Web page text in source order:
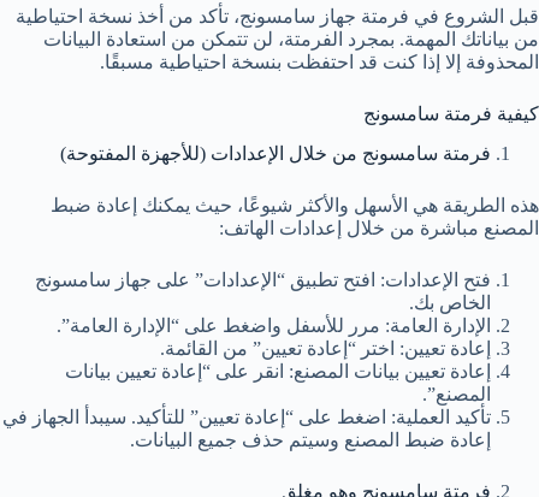
قبل الشروع في فرمتة جهاز سامسونج، تأكد من أخذ نسخة احتياطية
من بياناتك المهمة. بمجرد الفرمتة، لن تتمكن من استعادة البيانات
المحذوفة إلا إذا كنت قد احتفظت بنسخة احتياطية مسبقًا.
كيفية فرمتة سامسونج
فرمتة سامسونج من خلال الإعدادات (للأجهزة المفتوحة)
هذه الطريقة هي الأسهل والأكثر شيوعًا، حيث يمكنك إعادة ضبط
المصنع مباشرة من خلال إعدادات الهاتف:
فتح الإعدادات: افتح تطبيق “الإعدادات” على جهاز سامسونج
الخاص بك.
الإدارة العامة: مرر للأسفل واضغط على “الإدارة العامة”.
إعادة تعيين: اختر “إعادة تعيين” من القائمة.
إعادة تعيين بيانات المصنع: انقر على “إعادة تعيين بيانات
المصنع”.
تأكيد العملية: اضغط على “إعادة تعيين” للتأكيد. سيبدأ الجهاز في
إعادة ضبط المصنع وسيتم حذف جميع البيانات.
فرمتة سامسونج وهو مغلق